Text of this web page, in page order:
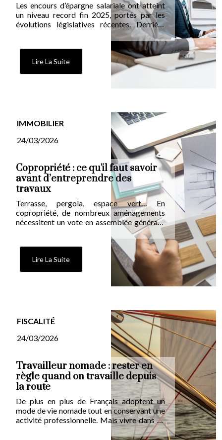
Les encours d’épargne salariale ont atteint
un niveau record fin 2025, portés par les
évolutions législatives récentes. Derrière
ces chiffres, des opportunités concrètes
pour vos clients salariés et dirigeants de
PME.
Lire La Suite
IMMOBILIER
24/03/2026
Copropriété : ce qu'il faut savoir
avant d’entreprendre des
travaux
Terrasse, pergola, espace vert… En
copropriété, de nombreux aménagements
nécessitent un vote en assemblée générale,
même sur les parties à usage privatif. Rappel
des règles, des majorités requises et des
recours possibles.
Lire La Suite
FISCALITÉ
24/03/2026
Travailleur nomade : rester en
règle quand on travaille depuis
la route
De plus en plus de Français adoptent un
mode de vie nomade tout en conservant une
activité professionnelle. Mais vivre dans un
van ne dispense pas d’obligations fiscales.